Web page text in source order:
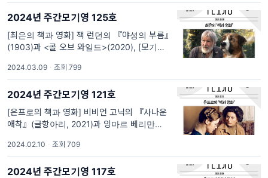
빠뜨렸으니 책임지고 저를 구해 주세요. 당신이
제게 시집을 선물
2024년 주간모기영 125호
[최은의 책과 영화] 잭 런던의 『야성의 부름』
(1903)과 <콜 오브 와일드>(2020), [모기책
성의 부름』(1903)과 <콜 오브 와일드>
(2020) ‘벅’은 세인트 버나드 아빠와 잉글리시
셰퍼드 엄마 사이에서 태어난 다부진...
2024.03.09 · 조회 799
2024년 주간모기영 121호
[은프로의 책과 영화] 비비언 고닉의 『사나운
애착』(글항아리, 2021)과 잉마르 베리만의 <
로의 책과 영화] 비비언 고닉의 『사나운 애
착』(글항아리, 2021)과 잉마르 베리만의 <가
을 소나타>(1978) “나를 좋아하니?...
2024.02.10 · 조회 709
2024년 주간모기영 117호